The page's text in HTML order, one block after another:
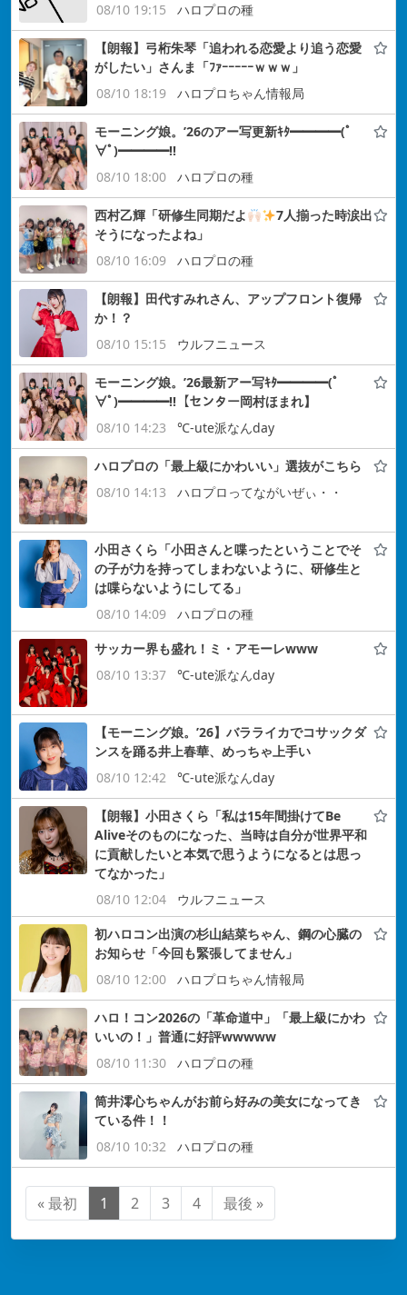
08/10 19:15
ハロプロの種
【朗報】弓桁朱琴「追われる恋愛より追う恋愛
がしたい」さんま「ﾌｧｰｰｰｰｰｗｗｗ」
08/10 18:19
ハロプロちゃん情報局
モーニング娘。’26のアー写更新ｷﾀ━━━━(ﾟ
∀ﾟ)━━━━!!
08/10 18:00
ハロプロの種
西村乙輝「研修生同期だよ
7人揃った時涙出
そうになったよね」
08/10 16:09
ハロプロの種
【朗報】田代すみれさん、アップフロント復帰
か！？
08/10 15:15
ウルフニュース
モーニング娘。’26最新アー写ｷﾀ━━━━(ﾟ
∀ﾟ)━━━━!!【センター岡村ほまれ】
08/10 14:23
℃-ute派なんday
ハロプロの「最上級にかわいい」選抜がこちら
08/10 14:13
ハロプロってながいぜぃ・・
小田さくら「小田さんと喋ったということでそ
の子が力を持ってしまわないように、研修生と
は喋らないようにしてる」
08/10 14:09
ハロプロの種
サッカー界も盛れ！ミ・アモーレwww
08/10 13:37
℃-ute派なんday
【モーニング娘。’26】バラライカでコサックダ
ンスを踊る井上春華、めっちゃ上手い
08/10 12:42
℃-ute派なんday
【朗報】小田さくら「私は15年間掛けてBe
Aliveそのものになった、当時は自分が世界平和
に貢献したいと本気で思うようになるとは思っ
てなかった」
08/10 12:04
ウルフニュース
初ハロコン出演の杉山結菜ちゃん、鋼の心臓の
お知らせ「今回も緊張してません」
08/10 12:00
ハロプロちゃん情報局
ハロ！コン2026の「革命道中」「最上級にかわ
いいの！」普通に好評wwwww
08/10 11:30
ハロプロの種
筒井澪心ちゃんがお前ら好みの美女になってき
ている件！！
08/10 10:32
ハロプロの種
« 最初 1 2 3 4 最後 »